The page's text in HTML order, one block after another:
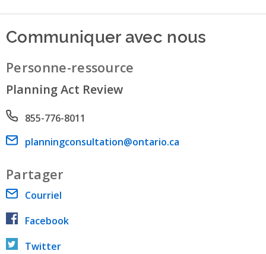
Communiquer avec nous
Personne-ressource
Planning Act Review
Phone number
855-776-8011
Email address
planningconsultation@ontario.ca
Partager
Courriel
Facebook
Twitter